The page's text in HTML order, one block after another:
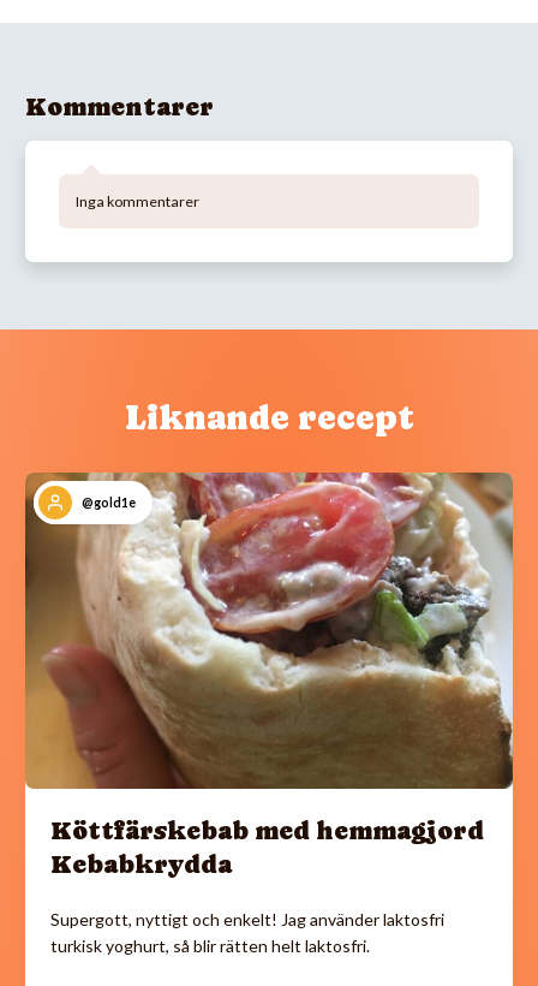
Kommentarer
Inga kommentarer
Liknande recept
@gold1e
Köttfärskebab med hemmagjord
Kebabkrydda
Supergott, nyttigt och enkelt! Jag använder laktosfri
turkisk yoghurt, så blir rätten helt laktosfri.